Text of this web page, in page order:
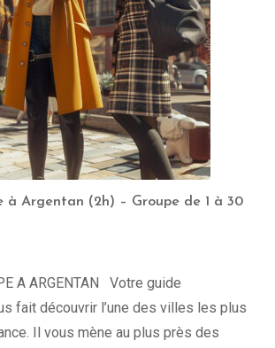
à Argentan (2h) – Groupe de 1 à 30
A ARGENTAN Votre guide
fait découvrir l’une des villes les plus
Il vous mène au plus près des